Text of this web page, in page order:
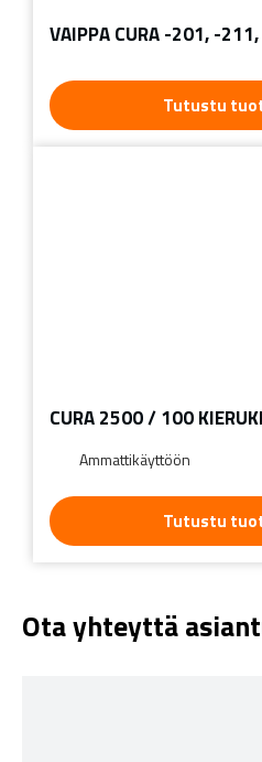
VAIPPA CURA -201, -
Tutustu
CURA 2500 / 100
Ammattikäyttöön
Tutustu
Ota yhteyttä